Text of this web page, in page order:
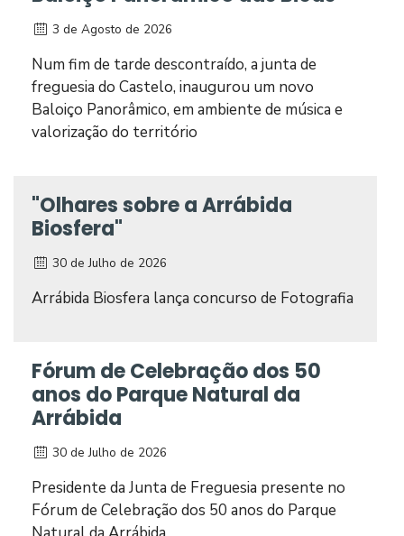
3 de Agosto de 2026
Num fim de tarde descontraído, a junta de
freguesia do Castelo, inaugurou um novo
Baloiço Panorâmico, em ambiente de música e
valorização do território
"Olhares sobre a Arrábida
Biosfera"
30 de Julho de 2026
Arrábida Biosfera lança concurso de Fotografia
Fórum de Celebração dos 50
anos do Parque Natural da
Arrábida
30 de Julho de 2026
Presidente da Junta de Freguesia presente no
Fórum de Celebração dos 50 anos do Parque